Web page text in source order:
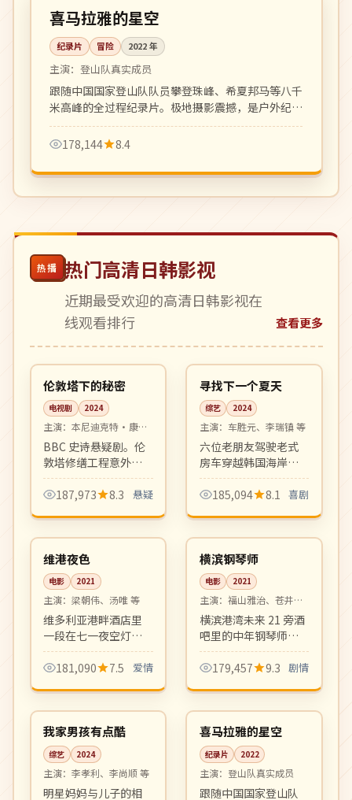
中国
喜马拉雅的星空
纪录片 冒险 2022年
主演： 登山队真实成员
跟随中国国家登山队队员攀登珠峰、希夏邦马等八千
米高峰的全过程纪录片。极地摄影震撼，是户外纪录
片的标杆之作。
178,144
8.4
热播 热门高清日韩影视
近期最受欢迎的高清日韩影视在
线观看排行
查看更多
英国
4K 06:03
伦敦塔下的秘密
电视剧 2024
主演： 本尼迪克特·康伯
巴奇、奥利维娅·科尔曼
等
BBC 史诗悬疑剧。伦
敦塔修缮工程意外挖
出 17 世纪宫廷阴谋的
关键证物，历史学家
百年悬案。
187,973 8.3 悬疑
韩国
热播 08:58
寻找下一个夏天
综艺 2024
主演： 车胜元、李瑞镇 等
六位老朋友驾驶老式
房车穿越韩国海岸
线，从釜山到江原道
一路自驾、自炊、自
治愈系慢综艺。
185,094 8.1 喜剧
中国
高分 99:38
维港夜色
电影 2021
主演： 梁朝伟、汤唯 等
维多利亚港畔酒店里
一段在七一夜空灯光
下展开的中年男女故
事。王家卫式色彩与
复古回归之作。
181,090 7.5 爱情
日本
高分 99:44
横滨钢琴师
电影 2021
主演： 福山雅治、苍井优
等
横滨港湾未来 21 旁酒
吧里的中年钢琴师与
漂泊归来的初恋的重
逢。爵士乐与海风交
乐章。
179,457 9.3 剧情
韩国
热播 06:29
我家男孩有点酷
综艺 2024
主演： 李孝利、李尚顺 等
明星妈妈与儿子的相
中国
4K 04:04
喜马拉雅的星空
纪录片 2022
主演： 登山队真实成员
跟随中国国家登山队